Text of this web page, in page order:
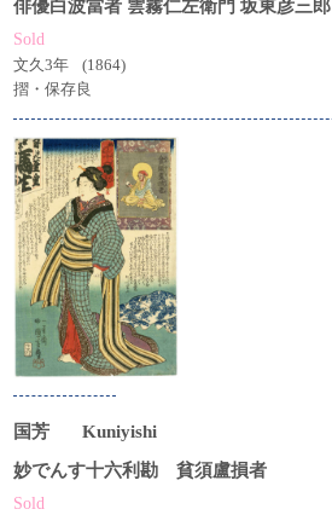
俳優白波當者 雲霧仁左衛門 坂東彦三郎
Sold
文久3年
(1864)
摺・保存良
国芳
Kuniyishi
妙でんす十六利勘 貧須盧損者
Sold